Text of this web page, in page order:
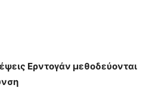
Ερντογάν μεθοδεύονται